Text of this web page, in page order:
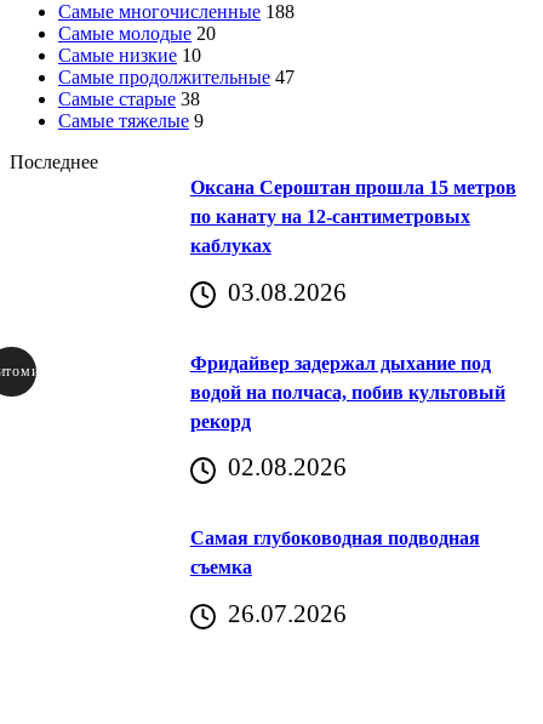
Самые многочисленные 188
Самые молодые 20
Самые низкие 10
Самые продолжительные 47
Самые старые 38
Самые тяжелые 9
Последнее
Оксана Сероштан прошла 15 метров
по канату на 12-сантиметровых
каблуках
03.08.2026
Фридайвер задержал дыхание под
водой на полчаса, побив культовый
рекорд
02.08.2026
Самая глубоководная подводная
съемка
26.07.2026